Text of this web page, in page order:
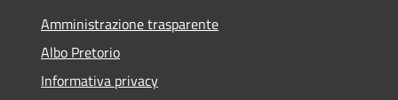
Amministrazione trasparente
Albo Pretorio
Informativa privacy